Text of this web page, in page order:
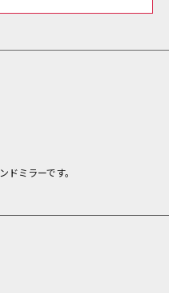
ミラーです。